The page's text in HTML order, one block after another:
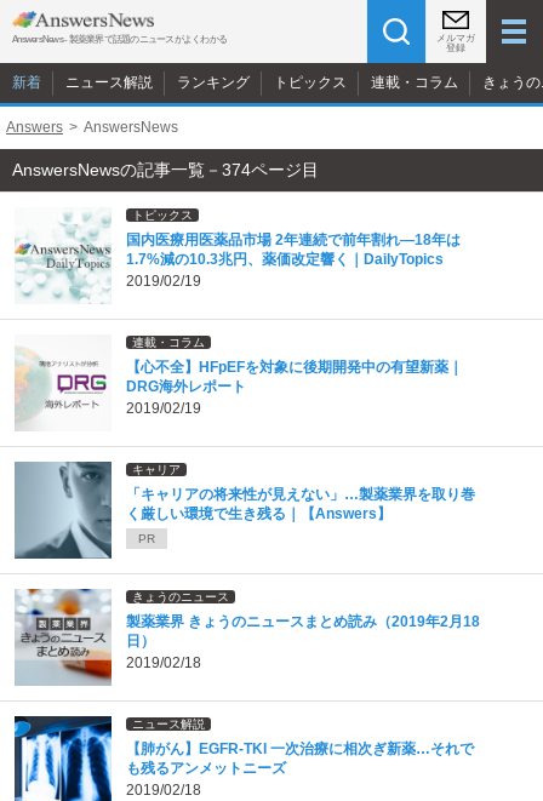
AnswersNews - 製薬業界で話題のニュースがよくわかる
メルマガ
登録
新着 ニュース解説 ランキング トピックス 連載・コラム きょう
Answers > AnswersNews
AnswersNewsの記事一覧－374ページ目
トピックス
国内医療用医薬品市場 2年連続で前年割れ―18年は
1.7%減の10.3兆円、薬価改定響く｜DailyTopics
2019/02/19
連載・コラム
【心不全】HFpEFを対象に後期開発中の有望新薬｜
DRG海外レポート
2019/02/19
キャリア
「キャリアの将来性が見えない」…製薬業界を取り巻
く厳しい環境で生き残る｜【Answers】
PR
きょうのニュース
製薬業界 きょうのニュースまとめ読み（2019年2月18
日）
2019/02/18
ニュース解説
【肺がん】EGFR-TKI 一次治療に相次ぎ新薬…それで
も残るアンメットニーズ
2019/02/18